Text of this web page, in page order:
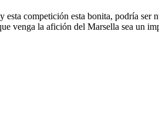
competición esta bonita, podría
la afición del Marsella sea un